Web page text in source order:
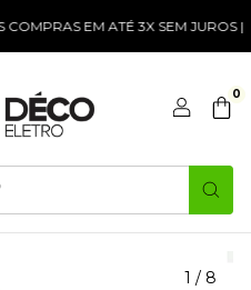
EM ATÉ 3X SEM JUROS |
0
1 / 8